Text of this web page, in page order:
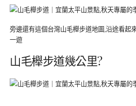
旁邊還有這個台灣山毛櫸步道地圖,沿途看起
一遊
山毛櫸步道幾公里?